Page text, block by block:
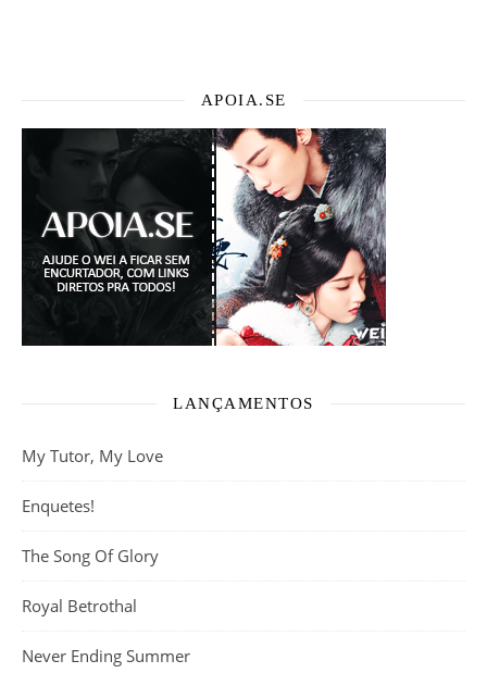
APOIA.SE
LANÇAMENTOS
My Tutor, My Love
Enquetes!
The Song Of Glory
Royal Betrothal
Never Ending Summer